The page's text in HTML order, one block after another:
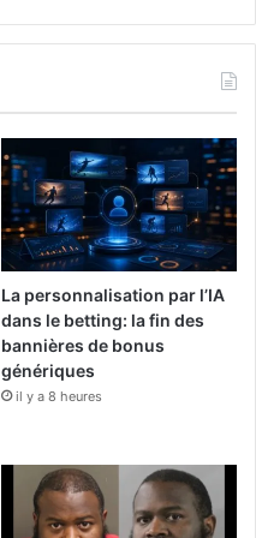
La personnalisation par l’IA
dans le betting: la fin des
bannières de bonus
génériques
il y a 8 heures